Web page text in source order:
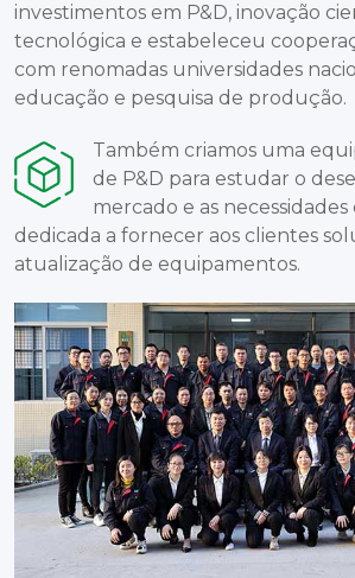
investimentos em P&D, inovação
tecnológica e estabeleceu
com renomadas universidades
educação e pesquisa de produção.
Também criamos uma
de P&D para estudar o
mercado e as necessidades
dedicada a fornecer aos clientes
atualização de equipamentos.